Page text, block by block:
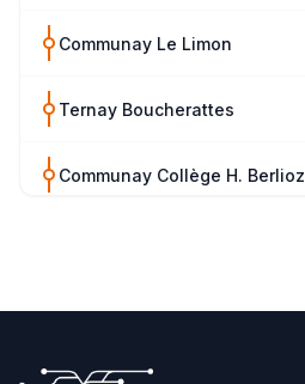
Communay Le Limon
Ternay Boucherattes
Communay Collège H. Berlioz
Communay Les Brosses
Communay Trenasset